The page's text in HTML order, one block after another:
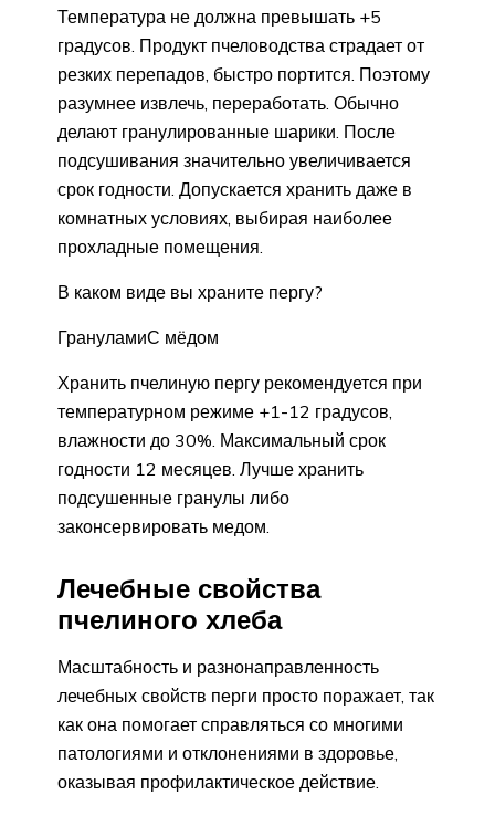
Температура не должна превышать +5
градусов. Продукт пчеловодства страдает от
резких перепадов, быстро портится. Поэтому
разумнее извлечь, переработать. Обычно
делают гранулированные шарики. После
подсушивания значительно увеличивается
срок годности. Допускается хранить даже в
комнатных условиях, выбирая наиболее
прохладные помещения.
В каком виде вы храните пергу?
ГрануламиС мёдом
Хранить пчелиную пергу рекомендуется при
температурном режиме +1-12 градусов,
влажности до 30%. Максимальный срок
годности 12 месяцев. Лучше хранить
подсушенные гранулы либо
законсервировать медом.
Лечебные свойства
пчелиного хлеба
Масштабность и разнонаправленность
лечебных свойств перги просто поражает, так
как она помогает справляться со многими
патологиями и отклонениями в здоровье,
оказывая профилактическое действие.